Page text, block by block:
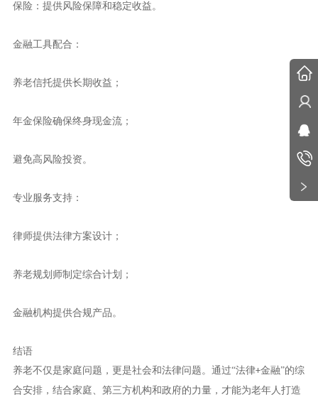
保险：提供风险保障和稳定收益。
金融工具配合：
养老信托提供长期收益；
年金保险确保终身现金流；
避免高风险投资。
专业服务支持：
律师提供法律方案设计；
养老规划师制定综合计划；
金融机构提供合规产品。
结语
养老不仅是家庭问题，更是社会和法律问题。通过“法律+金融”的综
合安排，结合家庭、第三方机构和政府的力量，才能为老年人打造